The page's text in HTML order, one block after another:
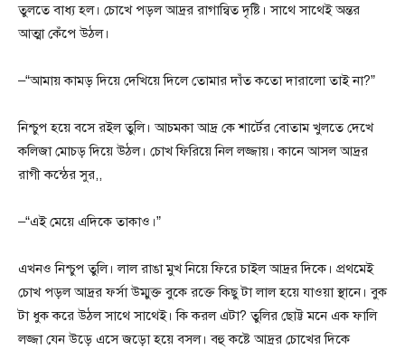
তুলতে বাধ্য হল। চোখে পড়ল আদ্রর রাগান্বিত দৃষ্টি। সাথে সাথেই অন্তর
আত্মা কেঁপে উঠল।
–“আমায় কামড় দিয়ে দেখিয়ে দিলে তোমার দাঁত কতো দারালো তাই না?”
নিশ্চুপ হয়ে বসে রইল তুলি। আচমকা আদ্র কে শার্টের বোতাম খুলতে দেখে
কলিজা মোচড় দিয়ে উঠল। চোখ ফিরিয়ে নিল লজ্জায়। কানে আসল আদ্রর
রাগী কন্ঠের সুর,,
–“এই মেয়ে এদিকে তাকাও।”
এখনও নিশ্চুপ তুলি। লাল রাঙা মুখ নিয়ে ফিরে চাইল আদ্রর দিকে। প্রথমেই
চোখ পড়ল আদ্রর ফর্সা উম্মুক্ত বুকে রক্তে কিছু টা লাল হয়ে যাওয়া স্থানে। বুক
টা ধুক করে উঠল সাথে সাথেই। কি করল এটা? তুলির ছোট্ট মনে এক ফালি
লজ্জা যেন উড়ে এসে জড়ো হয়ে বসল। বহু কষ্টে আদ্রর চোখের দিকে